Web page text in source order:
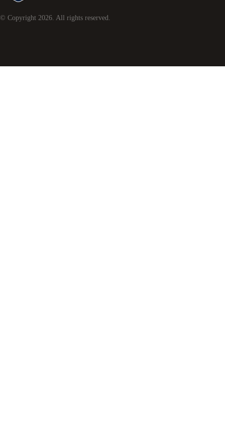
© Copyright 2026 . All rights reserved.